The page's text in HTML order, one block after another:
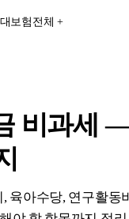
보험전체 +
비과세
육아수당, 연구활동